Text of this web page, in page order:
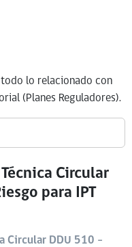
todo lo relacionado con
(Planes Reguladores).
Circular
para IPT
Circular DDU 510 –